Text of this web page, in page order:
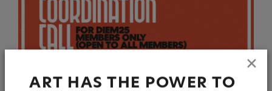
✕
ART HAS THE POWER TO